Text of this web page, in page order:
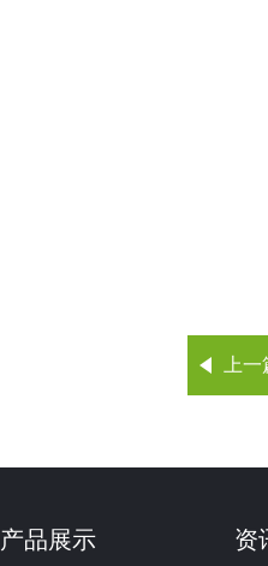
上
产品展示 资